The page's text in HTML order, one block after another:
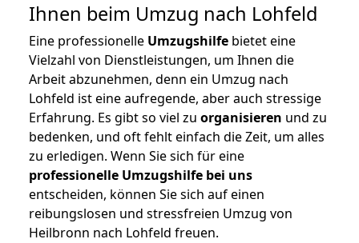
Ihnen beim Umzug nach Lohfeld
Eine professionelle Umzugshilfe bietet eine
Vielzahl von Dienstleistungen, um Ihnen die
Arbeit abzunehmen, denn ein Umzug nach
Lohfeld ist eine aufregende, aber auch stressige
Erfahrung. Es gibt so viel zu organisieren und zu
bedenken, und oft fehlt einfach die Zeit, um alles
zu erledigen. Wenn Sie sich für eine
professionelle Umzugshilfe bei uns
entscheiden, können Sie sich auf einen
reibungslosen und stressfreien Umzug von
Heilbronn nach Lohfeld freuen.